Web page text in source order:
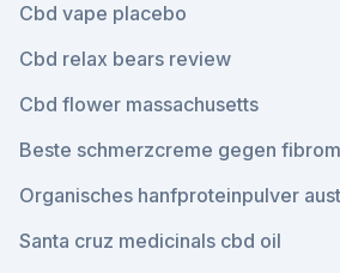
Cbd vape placebo
Cbd relax bears review
Cbd flower massachusetts
Beste schmerzcreme gegen
Organisches hanfproteinpulver
Santa cruz medicinals cbd oil